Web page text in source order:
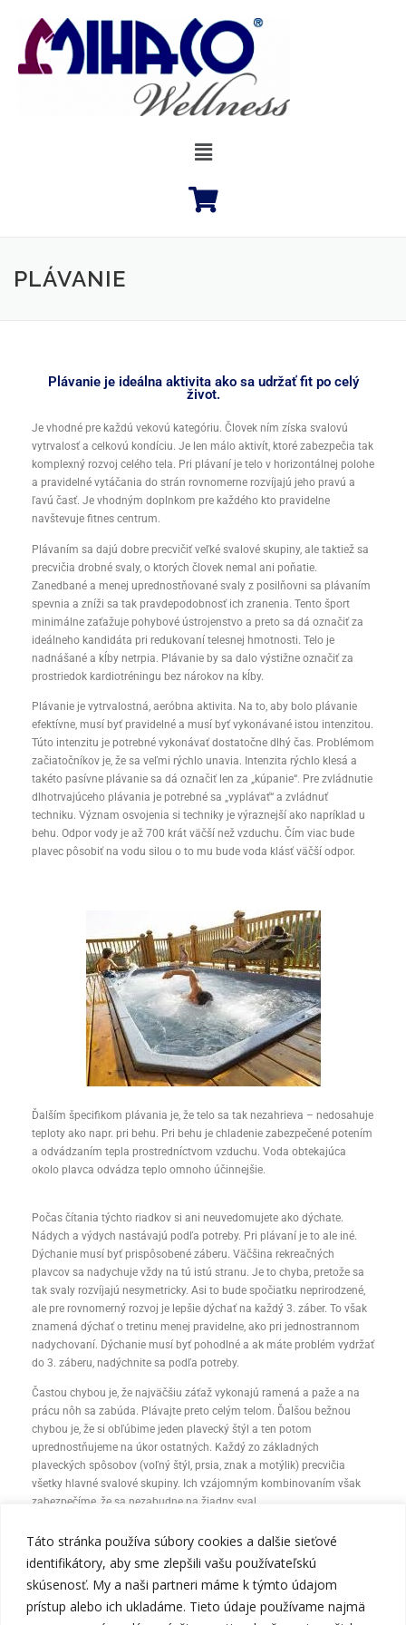
Táto stránka používa súbory cookies a dalšie sieťové
identifikátory, aby sme zlepšili vašu používateľskú
skúsenosť. My a naši partneri máme k týmto údajom
prístup alebo ich ukladáme. Tieto údaje používame najmä
PLÁVANIE
Plávanie je ideálna aktivita ako sa udržať fit po celý
život.
Je vhodné pre každú vekovú kategóriu. Človek ním získa svalovú
vytrvalosť a celkovú kondíciu. Je len málo aktivít, ktoré zabezpečia tak
komplexný rozvoj celého tela. Pri plávaní je telo v horizontálnej polohe
a pravidelné vytáčania do strán rovnomerne rozvíjajú jeho pravú a
ľavú časť. Je vhodným doplnkom pre každého kto pravidelne
navštevuje fitnes centrum.
Plávaním sa dajú dobre precvičiť veľké svalové skupiny, ale taktiež sa
precvičia drobné svaly, o ktorých človek nemal ani poňatie.
Zanedbané a menej uprednostňované svaly z posilňovni sa plávaním
spevnia a zníži sa tak pravdepodobnosť ich zranenia. Tento šport
minimálne zaťažuje pohybové ústrojenstvo a preto sa dá označiť za
ideálneho kandidáta pri redukovaní telesnej hmotnosti. Telo je
nadnášané a kĺby netrpia. Plávanie by sa dalo výstižne označiť za
prostriedok kardiotréningu bez nárokov na kĺby.
Plávanie je vytrvalostná, aeróbna aktivita. Na to, aby bolo plávanie
efektívne, musí byť pravidelné a musí byť vykonávané istou intenzitou.
Túto intenzitu je potrebné vykonávať dostatočne dlhý čas. Problémom
začiatočníkov je, že sa veľmi rýchlo unavia. Intenzita rýchlo klesá a
takéto pasívne plávanie sa dá označiť len za „kúpanie“. Pre zvládnutie
dlhotrvajúceho plávania je potrebné sa „vyplávať“ a zvládnuť
techniku. Význam osvojenia si techniky je výraznejší ako napríklad u
behu. Odpor vody je až 700 krát väčší než vzduchu. Čím viac bude
plavec pôsobiť na vodu silou o to mu bude voda klásť väčší odpor.
Ďalším špecifikom plávania je, že telo sa tak nezahrieva – nedosahuje
teploty ako napr. pri behu. Pri behu je chladenie zabezpečené potením
a odvádzaním tepla prostredníctvom vzduchu. Voda obtekajúca
okolo plavca odvádza teplo omnoho účinnejšie.
Počas čítania týchto riadkov si ani neuvedomujete ako dýchate.
Nádych a výdych nastávajú podľa potreby. Pri plávaní je to ale iné.
Dýchanie musí byť prispôsobené záberu. Väčšina rekreačných
plavcov sa nadychuje vždy na tú istú stranu. Je to chyba, pretože sa
tak svaly rozvíjajú nesymetricky. Asi to bude spočiatku neprirodzené,
ale pre rovnomerný rozvoj je lepšie dýchať na každý 3. záber. To však
znamená dýchať o tretinu menej pravidelne, ako pri jednostrannom
nadychovaní. Dýchanie musí byť pohodlné a ak máte problém vydržať
do 3. záberu, nadýchnite sa podľa potreby.
Častou chybou je, že najväčšiu záťaž vykonajú ramená a paže a na
prácu nôh sa zabúda. Plávajte preto celým telom. Ďalšou bežnou
chybou je, že si obľúbime jeden plavecký štýl a ten potom
uprednostňujeme na úkor ostatných. Každý zo základných
plaveckých spôsobov (voľný štýl, prsia, znak a motýlik) precvičia
všetky hlavné svalové skupiny. Ich vzájomným kombinovaním však
zabezpečíme, že sa nezabudne na žiadny sval.
od telesnej hmotnosti. Pri výpočte výdaja energie podľa uplávanej
vzdialenosti možno približne vychádzať z hodnoty 15kJ na kg a
kilometer. Znamená to, že na prekonanie 1km budeme potrebovať 4
krát viac energie ako pri behu.